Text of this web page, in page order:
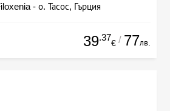
- о. Тасос, Гърция
39.37
€ / 77лв.